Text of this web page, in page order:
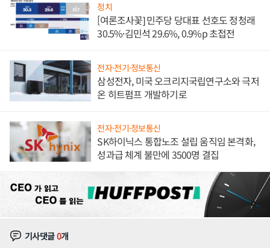
정치
[여론조사꽃] 민주당 당대표 선호도 정청래
30.5%·김민석 29.6%, 0.9%p 초접전
전자·전기·정보통신
삼성전자, 미국 오크리지국립연구소와 극저
온 히트펌프 개발하기로
전자·전기·정보통신
SK하이닉스 통합노조 설립 움직임 본격화,
성과급 체계 불만에 3500명 결집
기사댓글0개